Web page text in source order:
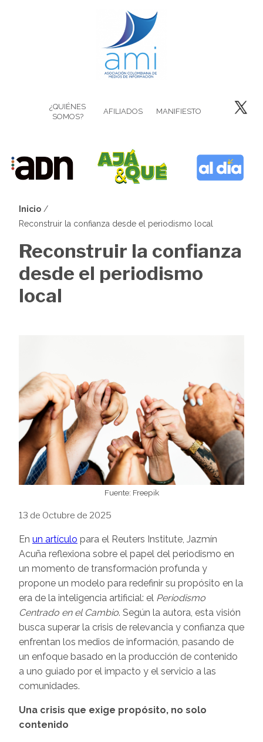
¿QUIÉNES
SOMOS?
AFILIADOS MANIFIESTO
Sobrescribir
enlaces
de
ayuda
Inicio
Reconstruir la confianza desde el periodismo local
Reconstruir la confianza
desde el periodismo
local
Fuente: Freepik
13 de Octubre de 2025
En un artículo para el Reuters Institute, Jazmín
Acuña reflexiona sobre el papel del periodismo en
un momento de transformación profunda y
propone un modelo para redefinir su propósito en la
era de la inteligencia artificial: el Periodismo
Centrado en el Cambio. Según la autora, esta visión
busca superar la crisis de relevancia y confianza que
enfrentan los medios de información, pasando de
un enfoque basado en la producción de contenido
a uno guiado por el impacto y el servicio a las
comunidades.
Una crisis que exige propósito, no solo
contenido